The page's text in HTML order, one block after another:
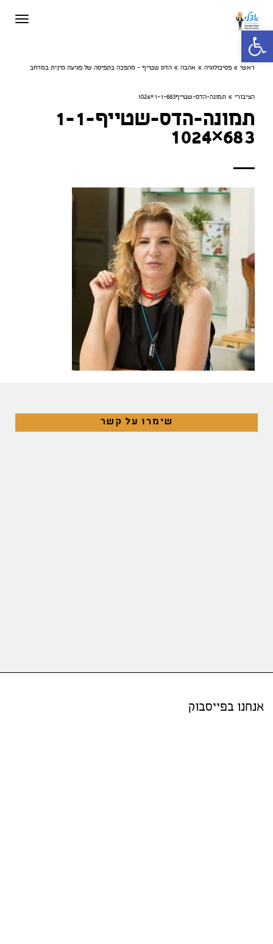
פתח סרגל נגישות
ראשי » פסיכולוגיה » אהבה » הדס שטייף - מהפכה בתפיסה של פגיעה מינית במרחב
הציבורי » תמונה-הדס-שטייף1-1-683×1024
תמונה-הדס-שטייף1-1-
683×1024
שימרו על קשר
אנחנו בפייסבוק